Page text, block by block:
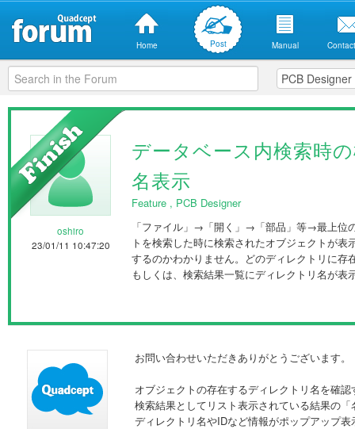
Home Post Manual
oshiro
23/01/11 10:47:20
データベース内検索時
名表示
Feature , PCB Designer
「ファイル」→「開く」→「部品」等→最上位
トを検索した時に検索されたオブジェクトが
するのかわかりません。どのディレクトリに
もしくは、検索結果一覧にディレクトリ名が
お問い合わせいただきありがとうございます。
オブジェクトの存在するディレクトリ名を確
検索結果としてリスト表示されている結果の
ディレクトリ名やIDなど情報がポップアップ表